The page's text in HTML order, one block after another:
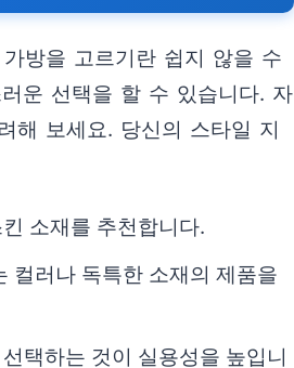
방을 고르기란 쉽지 않을 수
운 선택을 할 수 있습니다. 자
해 보세요. 당신의 스타일 지
소재를 추천합니다.
컬러나 독특한 소재의 제품을
택하는 것이 실용성을 높입니